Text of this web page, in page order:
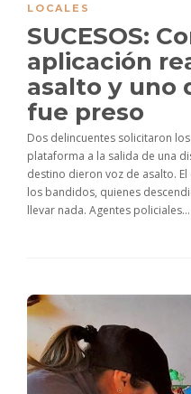
LOCALES
SUCESOS:
aplicación
asalto y uno
fue preso
Dos delincuentes solicitaron
plataforma a la salida de una
destino dieron voz de asalto.
los bandidos, quienes
llevar nada. Agentes policiales...